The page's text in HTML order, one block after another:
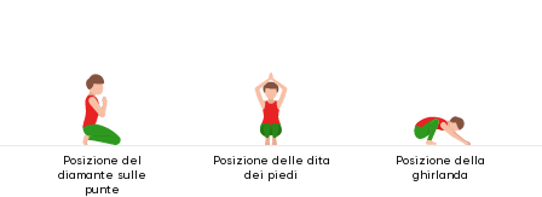
Posizione del
diamante sulle
punte
Posizione delle dita
dei piedi
Posizione della
ghirlanda